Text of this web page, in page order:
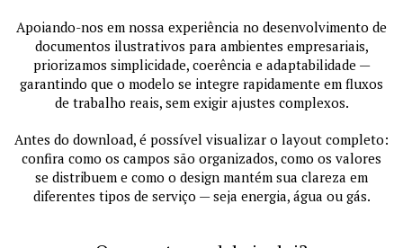
Apoiando-nos em nossa experiência no desenvolvimento de
documentos ilustrativos para ambientes empresariais,
priorizamos simplicidade, coerência e adaptabilidade —
garantindo que o modelo se integre rapidamente em fluxos
de trabalho reais, sem exigir ajustes complexos.
Antes do download, é possível visualizar o layout completo:
confira como os campos são organizados, como os valores
se distribuem e como o design mantém sua clareza em
diferentes tipos de serviço — seja energia, água ou gás.